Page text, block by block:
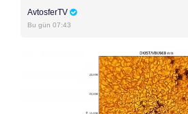
AvtosferTV
Bu gün 07:43